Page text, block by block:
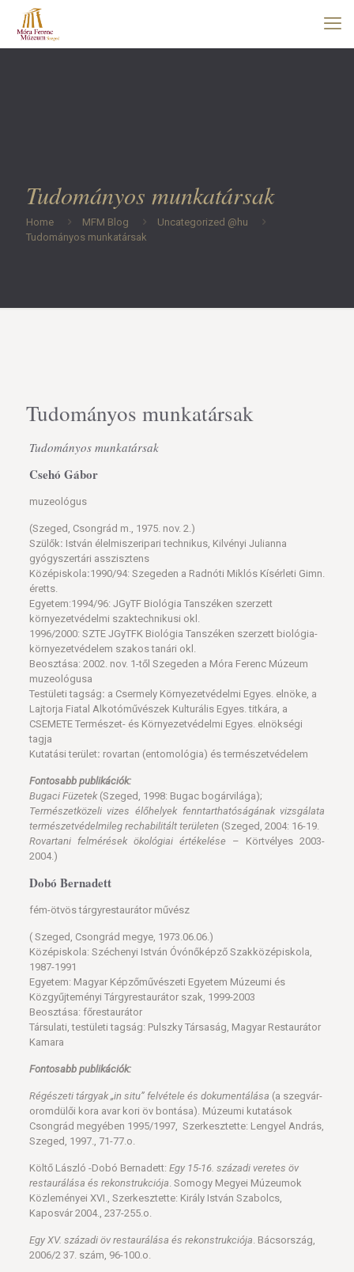
Tudományos munkatársak
Home MFM Blog
Uncategorized @hu
Tudományos munkatársak
Tudományos munkatársak
Tudományos munkatársak
Csehó Gábor
muzeológus
(Szeged, Csongrád m., 1975. nov. 2.)
Szülők: István élelmiszeripari technikus, Kilvényi Julianna
gyógyszertári asszisztens
Középiskola:1990/94: Szegeden a Radnóti Miklós Kísérleti Gimn.
éretts.
Egyetem:1994/96: JGyTF Biológia Tanszéken szerzett
környezetvédelmi szaktechnikusi okl.
1996/2000: SZTE JGyTFK Biológia Tanszéken szerzett biológia-
környezetvédelem szakos tanári okl.
Beosztása: 2002. nov. 1-től Szegeden a Móra Ferenc Múzeum
muzeológusa
Testületi tagság: a Csermely Környezetvédelmi Egyes. elnöke, a
Lajtorja Fiatal Alkotóművészek Kulturális Egyes. titkára, a
CSEMETE Természet- és Környezetvédelmi Egyes. elnökségi
tagja
Kutatási terület: rovartan (entomológia) és természetvédelem
Fontosabb publikációk:
Bugaci Füzetek(Szeged, 1998: Bugac bogárvilága);
Természetközeli vizes élőhelyek fenntarthatóságának vizsgálata
természetvédelmileg rechabilitált területen (Szeged, 2004: 16-19.
Rovartani felmérések ökológiai értékelése – Körtvélyes 2003-
2004.)
Dobó Bernadett
fém-ötvös tárgyrestaurátor művész
( Szeged, Csongrád megye, 1973.06.06.)
Középiskola: Széchenyi István Óvónőképző Szakközépiskola,
1987-1991
Egyetem: Magyar Képzőművészeti Egyetem Múzeumi és
Közgyűjteményi Tárgyrestaurátor szak, 1999-2003
Beosztása: főrestaurátor
Társulati, testületi tagság: Pulszky Társaság, Magyar Restaurátor
Kamara
Fontosabb publikációk:
Régészeti tárgyak „in situ” felvétele és dokumentálása (a szegvár-
oromdülői kora avar kori öv bontása). Múzeumi kutatások
Csongrád megyében 1995/1997, Szerkesztette: Lengyel András,
Szeged, 1997., 71-77.o.
Költő László -Dobó Bernadett: Egy 15-16. századi veretes öv
restaurálása és rekonstrukciója. Somogy Megyei Múzeumok
Közleményei XVI., Szerkesztette: Király István Szabolcs,
Kaposvár 2004., 237-255.o.
Egy XV. századi öv restaurálása és rekonstrukciója. Bácsország,
2006/2 37. szám, 96-100.o.